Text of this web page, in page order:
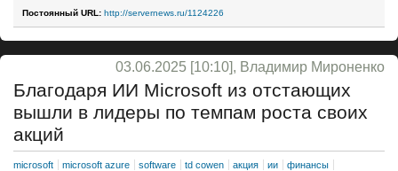
Постоянный URL: http://servernews.ru/1124226
03.06.2025 [10:10], Владимир Мироненко
Благодаря ИИ Microsoft из отстающих
вышли в лидеры по темпам роста своих
акций
microsoft microsoft azure software td cowen акция ии финансы